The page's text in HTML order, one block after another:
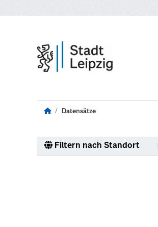
Datensätze
Filtern nach Standort